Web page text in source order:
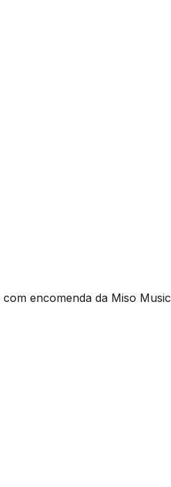
encomenda da Miso Music